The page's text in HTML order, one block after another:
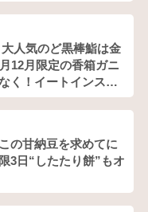
大人気のど黒棒鮨は金
12月限定の香箱ガニ
く！イートインスペ
の甘納豆を求めてに
3日“したたり餅”もオ